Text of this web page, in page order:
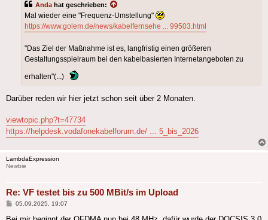
Anda hat geschrieben:
Mal wieder eine "Frequenz-Umstellung"
https://www.golem.de/news/kabelfernsehe ... 99503.html
"Das Ziel der Maßnahme ist es, langfristig einen größeren
Gestaltungsspielraum bei den kabelbasierten Internetangeboten zu
erhalten"(...)
Darüber reden wir hier jetzt schon seit über 2 Monaten.
viewtopic.php?t=47734
https://helpdesk.vodafonekabelforum.de/ ... 5_bis_2026
LambdaExpression
Newbie
Re: VF testet bis zu 500 MBit/s im Upload
Beitrag
05.09.2025, 19:07